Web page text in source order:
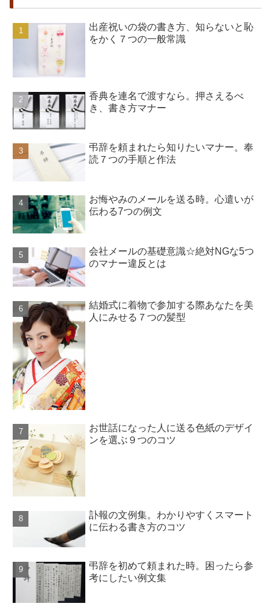
出産祝いの袋の書き方、知らないと恥
をかく７つの一般常識
香典を連名で渡すなら。押さえるべ
き、書き方マナー
弔辞を頼まれたら知りたいマナー。奉
読７つの手順と作法
お悔やみのメールを送る時。心遣いが
伝わる7つの例文
会社メールの基礎意識☆絶対NGな5つ
のマナー違反とは
結婚式に着物で参加する際あなたを美
人にみせる７つの髪型
お世話になった人に送る色紙のデザイ
ンを選ぶ９つのコツ
訃報の文例集。わかりやすくスマート
に伝わる書き方のコツ
弔辞を初めて頼まれた時。困ったら参
考にしたい例文集